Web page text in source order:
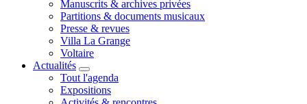
Manuscrits & archives privées
Partitions & documents musicaux
Presse & revues
Villa La Grange
Voltaire
Actualités
Tout l'agenda
Expositions